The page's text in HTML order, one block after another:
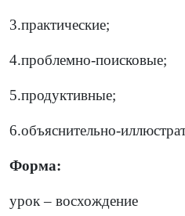
3.практические;
4.проблемно-поисковые;
5.продуктивные;
6.объяснительно-
Форма:
урок – восхождение